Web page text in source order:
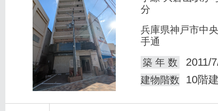
分
兵庫県神戸市中
手通
築 年 数
2011/
建物階数 10階